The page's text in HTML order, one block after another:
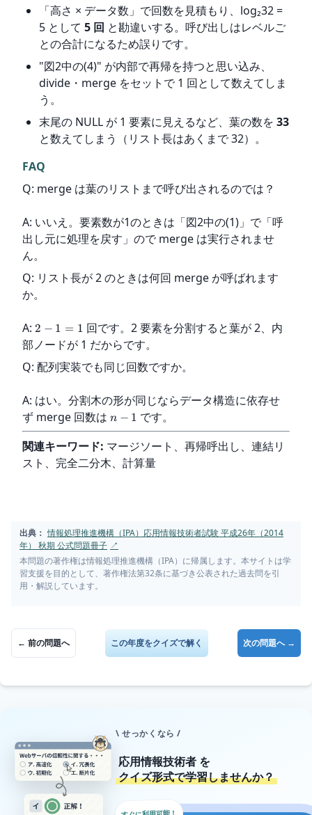
「高さ × データ数」で回数を見積もり、log₂32 =
5 として 5 回 と勘違いする。呼び出しはレベルご
との合計になるため誤りです。
"図2中の(4)" が内部で再帰を持つと思い込み、
divide・merge をセットで 1 回として数えてしま
う。
末尾の NULL が 1 要素に見えるなど、葉の数を 33
と数えてしまう（リスト長はあくまで 32）。
FAQ
Q: merge は葉のリストまで呼び出されるのでは？
A: いいえ。要素数が1のときは「図2中の(1)」で「呼
出し元に処理を戻す」ので merge は実行されませ
ん。
Q: リスト長が 2 のときは何回 merge が呼ばれます
か。
A: 2 − 1 = 1 回です。2 要素を分割すると葉が 2、内
部ノードが 1 だからです。
Q: 配列実装でも同じ回数ですか。
A: はい。分割木の形が同じならデータ構造に依存せ
ず merge 回数は n − 1 です。
関連キーワード: マージソート、再帰呼出し、連結リ
スト、完全二分木、計算量
出典： 情報処理推進機構（IPA）応用情報技術者試験 平成26年（2014
年） 秋期 公式問題冊子 ↗
本問題の著作権は情報処理推進機構（IPA）に帰属します。本サイトは学
習支援を目的として、著作権法第32条に基づき公表された過去問を引
用・解説しています。
← 前の問題へ この年度をクイズで解く 次の問題へ →
\ せっかくなら /
応用情報技術者 を
クイズ形式で学習しませんか？